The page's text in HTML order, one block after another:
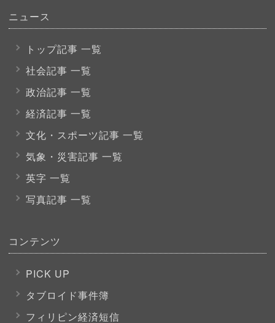
ニュース
トップ記事 一覧
社会記事 一覧
政治記事 一覧
経済記事 一覧
文化・スポーツ記事 一覧
気象・災害記事 一覧
英字 一覧
写真記事 一覧
コンテンツ
PICK UP
タブロイド事件簿
フィリピン経済短信